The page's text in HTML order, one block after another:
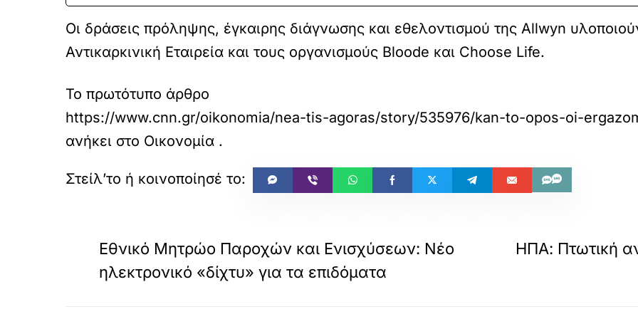
Οι δράσεις πρόληψης, έγκαιρης διάγνωσης και εθελοντισμού της Allwyn
Αντικαρκινική Εταιρεία και τους οργανισμούς Bloode και Choose Life.
Το πρωτότυπο άρθρο
https://www.cnn.gr/oikonomia/nea-tis-agoras/story/535976/kan-to-opos-oi-
ανήκει στο Οικονομία .
Εθνικό Μητρώο Παροχών και Ενισχύσεων: Νέο
ηλεκτρονικό «δίχτυ» για τα επιδόματα
ΗΠΑ: Πτωτική